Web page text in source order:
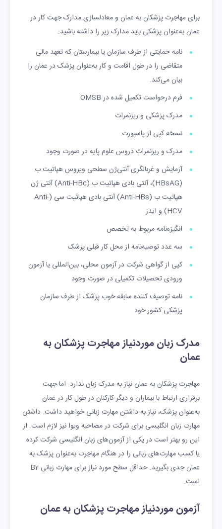
برای مهاجرت پزشکان به عمان و معادلسازی مدارک جهت کار در
عمان به‌عنوان پزشکی باید مدارک زیر را داشته باشید:
نامه حمایتی از طرف سازمان یا بیمارستان که تعهد مالی
متقاضی را در طول اقامت و کار به‌عنوان پزشک در عمان را
بیان می‌کند.
فرم درحواست تکمیل شده در OMSB
مدرک پزشکی و ریزنمرات
نسخه کپی از پاسپورت
مدرک و ریزنمرات دروس علوم پایه در صورت وجود
آزمایش و غربالگری آنتی‌ژن سطحی ویروس هپاتیت ب
(HBsAG)، آنتی بادی هپاتیت ب (Anti-HBc) آنتی ژن
هپاتیت ب (Anti-HBs) آنتی بادی هپاتیت سی (Anti-
HCV) و ایدز
انگیزه‌نامه مربوط به تخصص
سه عدد توصیه‌نامه از محل کار قبلی پزشک
کپی از گواهی شرکت در آزمون محلی، بین‌المللی یا آزمون
ورودی تحصیلات تکمیلی در صورت وجود
نامه توصیف کننده سابقه خوب پزشک از طرف سازمان
پزشکی کشور خود
مدرک زبان موردنیاز مهاجرت پزشکان به
عمان
مهاجرت پزشکان به عمان نیاز به مدرک زبان ندارد. اما جهت
برقراری ارتباط با بیماران و دیگر کارکنان در طول کار در عمان
به‌عنوان پزشک، نیاز به داشتن مهارت زبانی خواهید داشت. داشتن
مهارت زبان انگلیسی برای شرکت در مصاحبه ویوا نیز لازم است. از
این رو بهتر است در یکی از آزمون‌های زبان انگلیسی شرکت کرده
یا کسب مهارت‌های زبانی را در هنگام مهاجرت به‌عنوان پزشک به
عمان جدی بگیرید. حداقل سطح مورد نیاز برای مهارت زبانی B2
است.
آزمون موردنیاز مهاجرت پزشکان به عمان